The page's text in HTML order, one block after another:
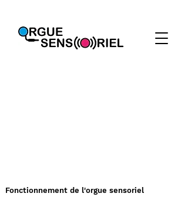
Fonctionnement de l'orgue sensoriel